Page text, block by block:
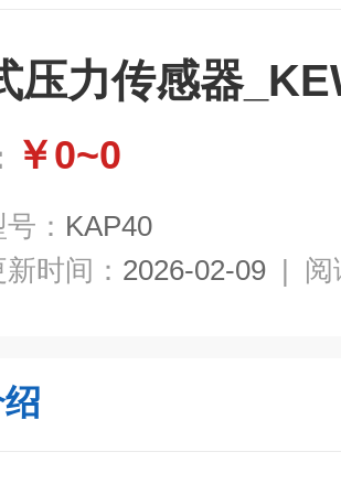
压力传感器
￥0~0
： KAP40
新时间： 2026-02-09 | 阅